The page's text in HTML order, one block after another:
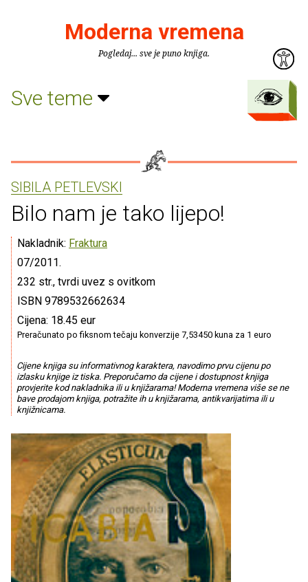
Moderna vremena
Pogledaj... sve je puno knjiga.
Sve teme
SIBILA PETLEVSKI
Bilo nam je tako lijepo!
Nakladnik: Fraktura
07/2011.
232 str., tvrdi uvez s ovitkom
ISBN 9789532662634
Cijena: 18.45 eur
Preračunato po fiksnom tečaju konverzije 7,53450 kuna za 1 euro
Cijene knjiga su informativnog karaktera, navodimo prvu cijenu po
izlasku knjige iz tiska. Preporučamo da cijene i dostupnost knjiga
provjerite kod nakladnika ili u knjižarama! Moderna vremena više se ne
bave prodajom knjiga, potražite ih u knjižarama, antikvarijatima ili u
knjižnicama.